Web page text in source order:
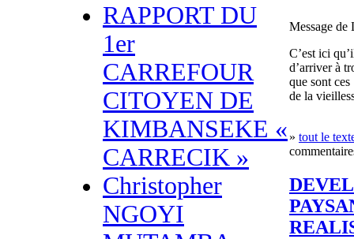
RAPPORT DU
1er
CARREFOUR
CITOYEN DE
KIMBANSEKE «
CARRECIK »
Christopher
NGOYI
Message de
C’est ici
d’arriver à
que sont ces
de la
» tout le